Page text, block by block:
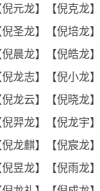
倪元龙】【倪克龙】
倪圣龙】【倪培龙】
倪晨龙】【倪皓龙】
倪龙志】【倪小龙】
倪龙云】【倪晓龙】
倪羿龙】【倪龙宇】
倪龙麒】【倪宸龙】
倪昱龙】【倪雨龙】